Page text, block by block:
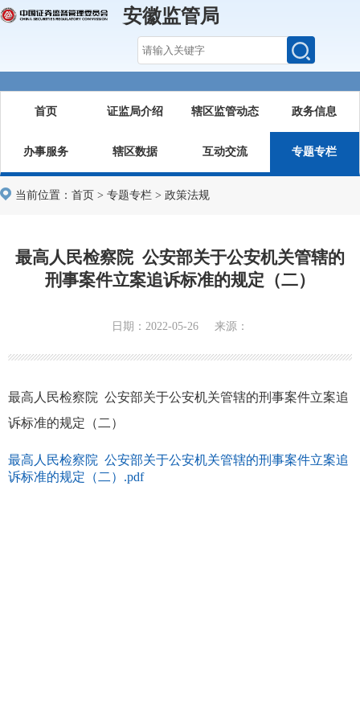
安徽监管局
首页 证监局介绍 辖区监管动态 政务信息
办事服务 辖区数据 互动交流 专题专栏
当前位置： 首页 > 专题专栏 > 政策法规
最高人民检察院 公安部关于公安机关管辖的
刑事案件立案追诉标准的规定（二）
日期：2022-05-26 来源：
最高人民检察院 公安部关于公安机关管辖的刑事案件立案追
诉标准的规定（二）
最高人民检察院 公安部关于公安机关管辖的刑事案件立案追
诉标准的规定（二）.pdf